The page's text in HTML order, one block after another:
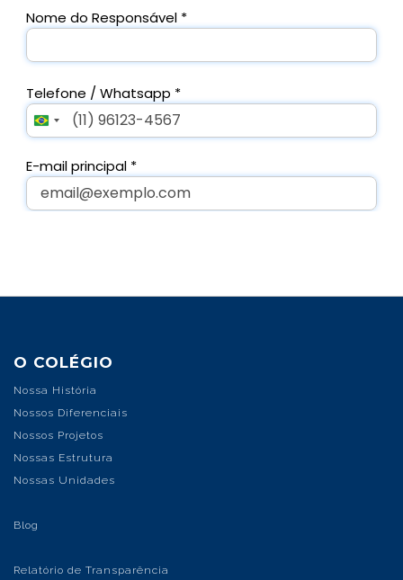
O COLÉGIO
Nossa História
Nossos Diferenciais
Nossos Projetos
Nossas Estrutura
Nossas Unidades
Blog
Relatório de Transparência